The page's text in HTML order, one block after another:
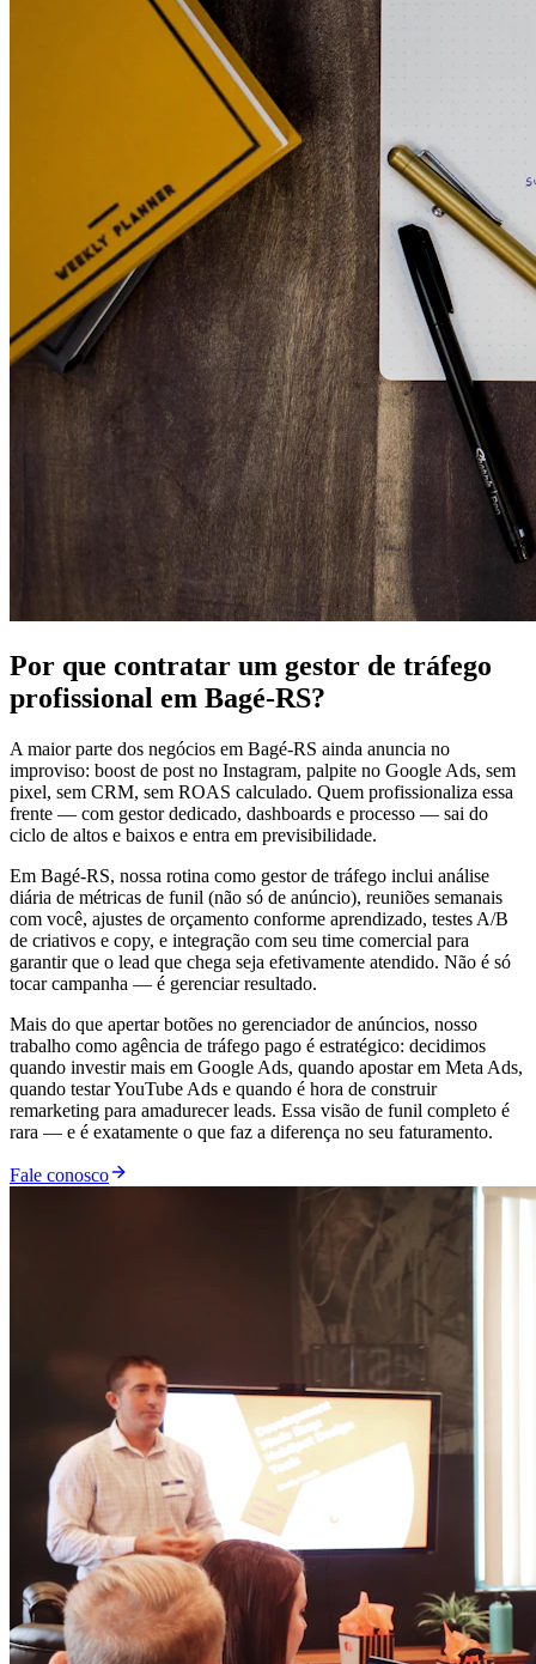
Por que contratar um gestor de tráfego
profissional em Bagé-RS?
A maior parte dos negócios em Bagé-RS ainda anuncia no
improviso: boost de post no Instagram, palpite no Google Ads, sem
pixel, sem CRM, sem ROAS calculado. Quem profissionaliza essa
frente — com gestor dedicado, dashboards e processo — sai do
ciclo de altos e baixos e entra em previsibilidade.
Em Bagé-RS, nossa rotina como gestor de tráfego inclui análise
diária de métricas de funil (não só de anúncio), reuniões semanais
com você, ajustes de orçamento conforme aprendizado, testes A/B
de criativos e copy, e integração com seu time comercial para
garantir que o lead que chega seja efetivamente atendido. Não é só
tocar campanha — é gerenciar resultado.
Mais do que apertar botões no gerenciador de anúncios, nosso
trabalho como agência de tráfego pago é estratégico: decidimos
quando investir mais em Google Ads, quando apostar em Meta Ads,
quando testar YouTube Ads e quando é hora de construir
remarketing para amadurecer leads. Essa visão de funil completo é
rara — e é exatamente o que faz a diferença no seu faturamento.
Fale conosco